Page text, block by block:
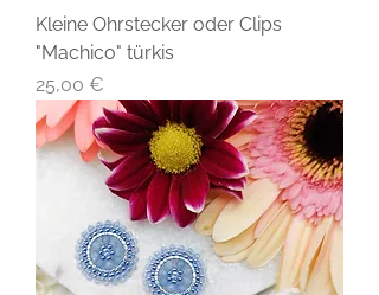
Kleine Ohrstecker oder Clips
"Machico" türkis
Preis
25,00 €